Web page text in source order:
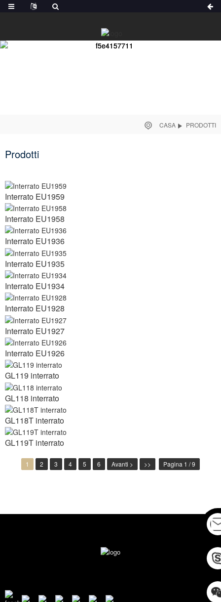
CASA PRODOTTI
Prodotti
Interrato EU1959
Interrato EU1958
Interrato EU1936
Interrato EU1935
Interrato EU1934
Interrato EU1928
Interrato EU1927
Interrato EU1926
GL119 interrato
GL118 interrato
GL118T interrato
GL119T interrato
1 2 3 4 5 6 Avanti > >> Pagina 1 / 9